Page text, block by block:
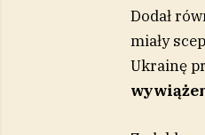
Dodał
miały
Ukrainę